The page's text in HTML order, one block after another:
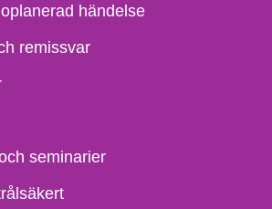
händelse
remissvar
seminarier